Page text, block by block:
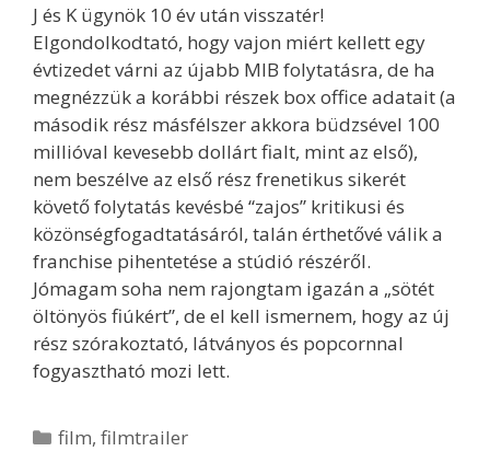
J és K ügynök 10 év után visszatér!
Elgondolkodtató, hogy vajon miért kellett egy
évtizedet várni az újabb MIB folytatásra, de ha
megnézzük a korábbi részek box office adatait (a
második rész másfélszer akkora büdzsével 100
millióval kevesebb dollárt fialt, mint az első),
nem beszélve az első rész frenetikus sikerét
követő folytatás kevésbé “zajos” kritikusi és
közönségfogadtatásáról, talán érthetővé válik a
franchise pihentetése a stúdió részéről.
Jómagam soha nem rajongtam igazán a „sötét
öltönyös fiúkért”, de el kell ismernem, hogy az új
rész szórakoztató, látványos és popcornnal
fogyasztható mozi lett.
Kategória
film,filmtrailer